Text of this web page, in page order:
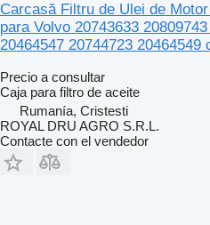
Carcasă Filtru de Ulei de
para Volvo 20743633
20464547 20744723 20464549
Precio a consultar
Caja para filtro de aceite
Rumanía, Cristesti
ROYAL DRU AGRO S.R.L.
Contacte con el vendedor